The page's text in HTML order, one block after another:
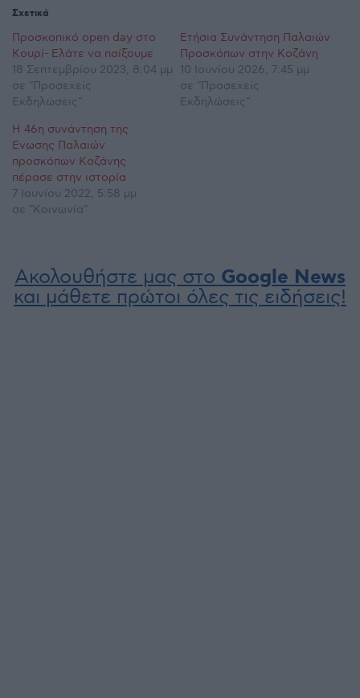
Σχετικά
Προσκοπικό open day στο
Κουρί- Ελάτε να παίξουμε
18 Σεπτεμβρίου 2023, 8:04 μμ
σε "Προσεχείς
Εκδηλώσεις"
Ετήσια Συνάντηση Παλαιών
Προσκόπων στην Κοζάνη
10 Ιουνίου 2026, 7:45 μμ
σε "Προσεχείς
Εκδηλώσεις"
H 46η συνάντηση της
Ένωσης Παλαιών
προσκόπων Κοζάνης
πέρασε στην ιστορία
7 Ιουνίου 2022, 5:58 μμ
σε "Κοινωνία"
Ακολουθήστε μας στο Google News
και μάθετε πρώτοι όλες τις ειδήσεις!